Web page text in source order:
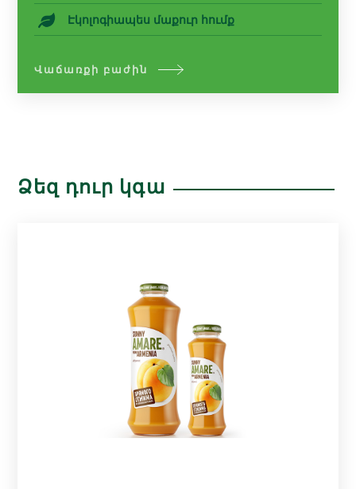
Էկոլոգիապես մաքուր հումք
Վաճառքի բաժին
Ձեզ դուր կգա